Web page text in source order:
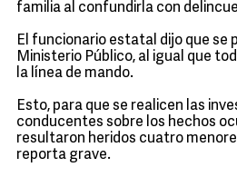
familia al confundirla con
El funcionario estatal dijo que se
Ministerio Público, al igual que
la línea de mando.
Esto, para que se realicen las
conducentes sobre los hechos
resultaron heridos cuatro
reporta grave.